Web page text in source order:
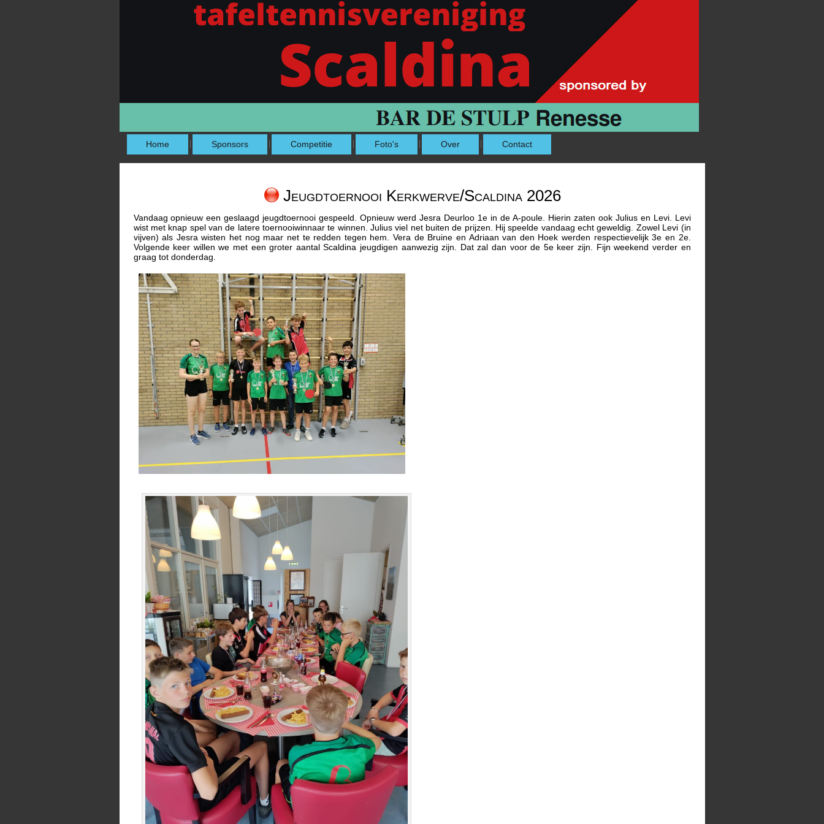
Home Sponsors Competitie Foto's Over Contact
Jeugdtoernooi Kerkwerve/Scaldina 2026
Vandaag opnieuw een geslaagd jeugdtoernooi gespeeld. Opnieuw werd Jesra Deurloo 1e in de A-poule. Hierin zaten ook Julius en Levi. Levi
wist met knap spel van de latere toernooiwinnaar te winnen. Julius viel net buiten de prijzen. Hij speelde vandaag echt geweldig. Zowel Levi (in
vijven) als Jesra wisten het nog maar net te redden tegen hem. Vera de Bruine en Adriaan van den Hoek werden respectievelijk 3e en 2e.
Volgende keer willen we met een groter aantal Scaldina jeugdigen aanwezig zijn. Dat zal dan voor de 5e keer zijn. Fijn weekend verder en
graag tot donderdag.